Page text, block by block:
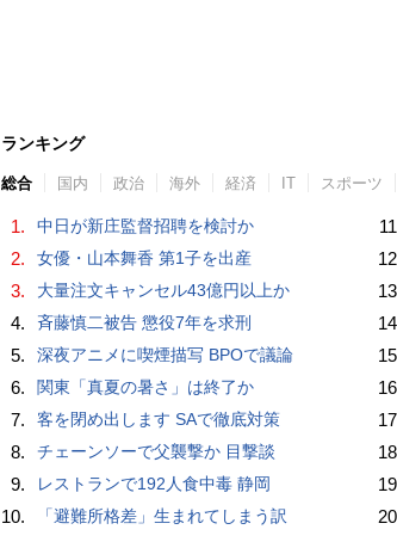
ランキング
総合 国内 政治 海外 経済 IT スポーツ
1. 中日が新庄監督招聘を検討か
2. 女優・山本舞香 第1子を出産
3. 大量注文キャンセル43億円以上か
4. 斉藤慎二被告 懲役7年を求刑
5. 深夜アニメに喫煙描写 BPOで議論
6. 関東「真夏の暑さ」は終了か
7. 客を閉め出します SAで徹底対策
8. チェーンソーで父襲撃か 目撃談
9. レストランで192人食中毒 静岡
10. 「避難所格差」生まれてしまう訳